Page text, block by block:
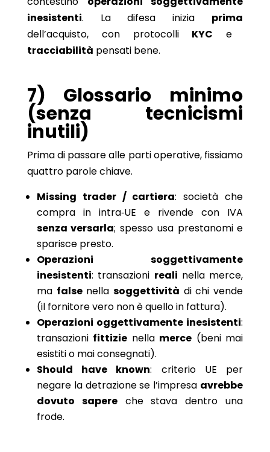
inesistenti. La difesa inizia prima
dell’acquisto, con protocolli KYC e
tracciabilità pensati bene.
7) Glossario minimo
(senza tecnicismi
inutili)
Prima di passare alle parti operative, fissiamo
quattro parole chiave.
Missing trader / cartiera: società che
compra in intra‑UE e rivende con IVA
senza versarla; spesso usa prestanomi e
sparisce presto.
Operazioni soggettivamente
inesistenti: transazioni reali nella merce,
ma falsenella soggettività di chi vende
(il fornitore vero non è quello in fattura).
Operazioni oggettivamente inesistenti:
transazioni fittizie nella merce (beni mai
esistiti o mai consegnati).
Should have known: criterio UE per
negare la detrazione se l’impresa avrebbe
dovuto sapereche stava dentro una
frode.